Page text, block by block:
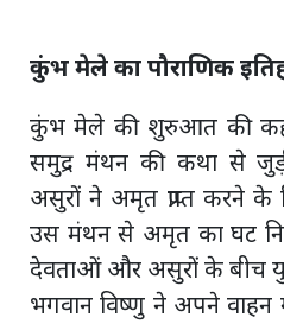
कुंभ मेले का पौराणिक
कुंभ मेले की शुरुआत की
समुद्र मंथन की कथा से
असुरों ने अमृत प्राप्त करने के
उस मंथन से अमृत का घट
देवताओं और असुरों के बीच
भगवान विष्णु ने अपने